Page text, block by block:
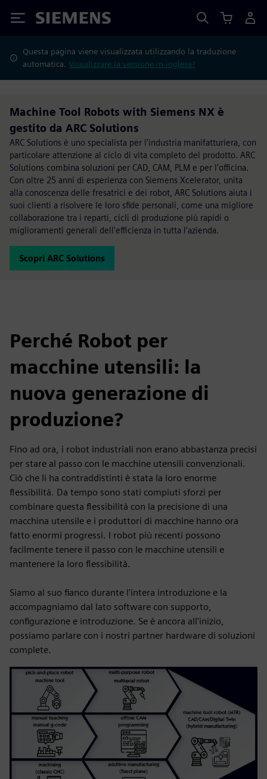
Siemens
Questa pagina viene visualizzata utilizzando la traduzione
automatica.Visualizzare la versione in inglese?
Machine Tool Robots with Siemens NX è
gestito da ARC Solutions
ARC Solutions è uno specialista per l'industria manifatturiera, con
particolare attenzione al ciclo di vita completo del prodotto. ARC
Solutions combina soluzioni per CAD, CAM, PLM e per l'officina.
Con oltre 25 anni di esperienza con Siemens Xcelerator, unita
alla conoscenza delle fresatrici e dei robot, ARC Solutions aiuta i
suoi clienti a risolvere le loro sfide personali, come una migliore
collaborazione tra i reparti, cicli di produzione più rapidi o
miglioramenti generali dell'efficienza in tutta l'azienda.
Scopri ARC Solutions
Perché Robot per
macchine utensili: la
nuova generazione di
produzione?
Fino ad ora, i robot industriali non erano abbastanza precisi
per stare al passo con le macchine utensili convenzionali.
Ciò che li ha contraddistinti è stata la loro enorme
flessibilità. Da tempo sono stati compiuti sforzi per
combinare questa flessibilità con la precisione di una
macchina utensile e i produttori di macchine hanno ora
fatto enormi progressi. I robot più recenti possono
facilmente tenere il passo con le macchine utensili e
mantenere la loro flessibilità.
Siamo al suo fianco durante l'intera introduzione e la
accompagniamo dal lato software con supporto,
configurazione e introduzione. Se è ancora all'inizio,
possiamo parlare con i nostri partner hardware di soluzioni
complete.